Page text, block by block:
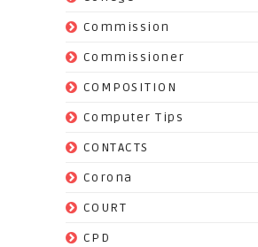
Commission
Commissioner
COMPOSITION
Computer Tips
CONTACTS
Corona
COURT
CPD